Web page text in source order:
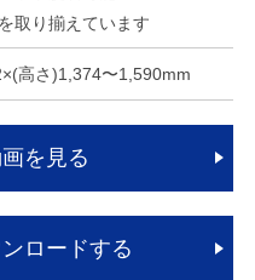
取り揃えています
高さ)1,374〜1,590mm
を見る
ロードする